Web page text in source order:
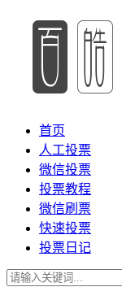
首页
人工投票
微信投票
投票教程
微信刷票
快速投票
投票日记